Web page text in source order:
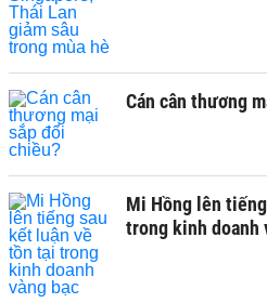
Cán cân thương
Mi Hồng lên
trong kinh doanh